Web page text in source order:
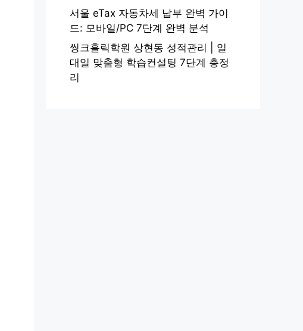
서울 eTax 자동차세 납부 완벽 가이
드: 모바일/PC 7단계 완벽 분석
씽크홀릭학원 상현동 성적관리 | 일
대일 맞춤형 학습컨설팅 7단계 총정
리